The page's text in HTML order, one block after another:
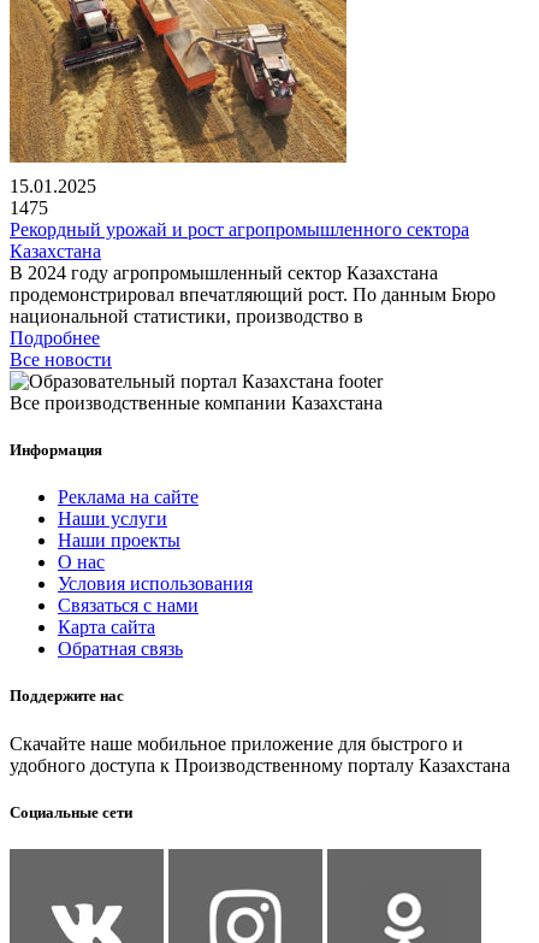
15.01.2025
1475
Рекордный урожай и рост агропромышленного сектора
Казахстана
В 2024 году агропромышленный сектор Казахстана
продемонстрировал впечатляющий рост. По данным Бюро
национальной статистики, производство в
Подробнее
Все новости
Все производственные компании Казахстана
Информация
Реклама на сайте
Наши услуги
Наши проекты
О нас
Условия использования
Связаться с нами
Карта сайта
Обратная связь
Поддержите нас
Скачайте наше мобильное приложение для быстрого и
удобного доступа к Производственному порталу Казахстана
Социальные сети